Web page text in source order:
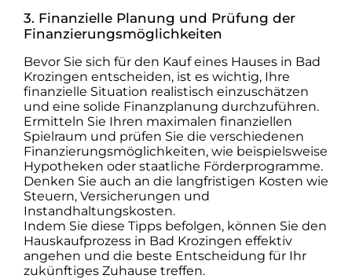
3. Finanzielle Planung und Prüfung der
Finanzierungsmöglichkeiten
Bevor Sie sich für den Kauf eines Hauses in Bad
Krozingen entscheiden, ist es wichtig, Ihre
finanzielle Situation realistisch einzuschätzen
und eine solide Finanzplanung durchzuführen.
Ermitteln Sie Ihren maximalen finanziellen
Spielraum und prüfen Sie die verschiedenen
Finanzierungsmöglichkeiten, wie beispielsweise
Hypotheken oder staatliche Förderprogramme.
Denken Sie auch an die langfristigen Kosten wie
Steuern, Versicherungen und
Instandhaltungskosten.
Indem Sie diese Tipps befolgen, können Sie den
Hauskaufprozess in Bad Krozingen effektiv
angehen und die beste Entscheidung für Ihr
zukünftiges Zuhause treffen.